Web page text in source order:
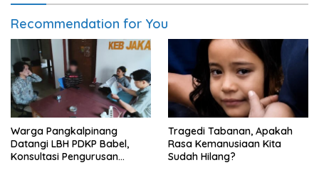
Recommendation for You
Warga Pangkalpinang
Datangi LBH PDKP Babel,
Konsultasi Pengurusan
Tragedi Tabanan, Apakah
Rasa Kemanusiaan Kita
Sudah Hilang?